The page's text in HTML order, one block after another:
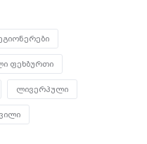
ფეხბურთი
ლივერპული